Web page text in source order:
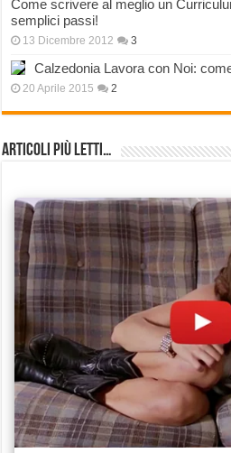
Come scrivere al meglio un
semplici passi!
13 Dicembre 2012 3
Calzedonia Lavora con Noi:
20 Aprile 2015 2
Articoli più Letti…